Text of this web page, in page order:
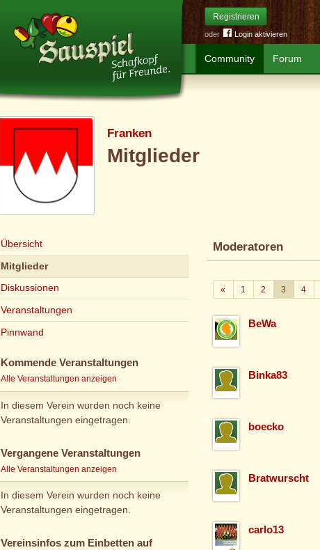
Registrieren
oder Login aktivieren
Community Forum
Franken
Mitglieder
Übersicht
Mitglieder
Diskussionen
Veranstaltungen
Pinnwand
Kommende Veranstaltungen
Alle Veranstaltungen anzeigen
In diesem Verein wurden noch keine
Veranstaltungen eingetragen.
Vergangene Veranstaltungen
Alle Veranstaltungen anzeigen
In diesem Verein wurden noch keine
Veranstaltungen eingetragen.
Vereinsinfos zum Einbetten auf
Moderatoren
« Zurück
1 2 3 4
BeWa
Binka83
boecko
Bratwurscht
carlo13